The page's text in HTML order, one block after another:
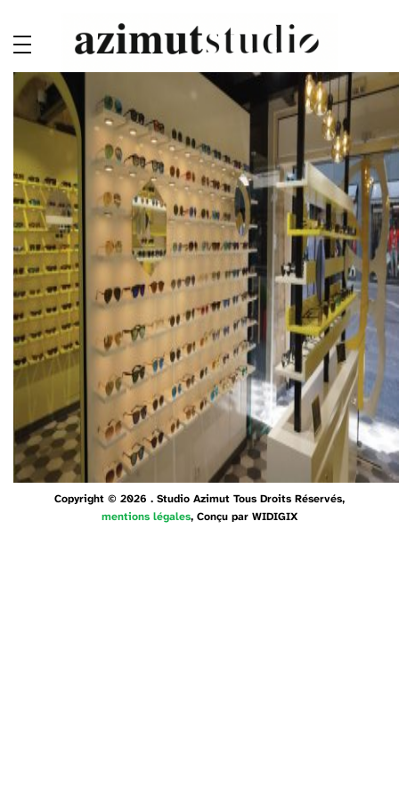
Copyright © 2026 . Studio Azimut Tous Droits Réservés,
mentions légales, Conçu par WIDIGIX